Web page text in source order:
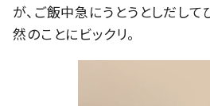
が、ご飯中急にうとうとしだして
然のことにビックリ。